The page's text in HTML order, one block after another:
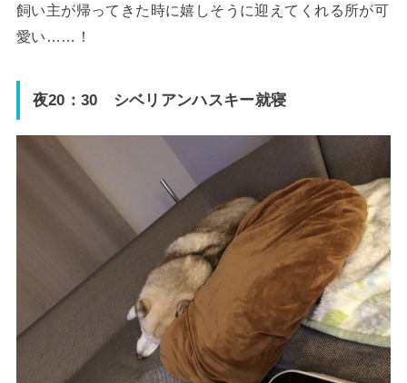
飼い主が帰ってきた時に嬉しそうに迎えてくれる所が可
愛い……！
夜20：30 シベリアンハスキー就寝